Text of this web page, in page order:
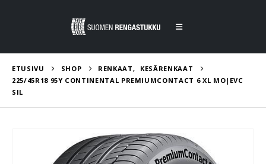
ETUSIVU SHOP RENKAAT,
KESÄRENKAAT
225/45R18 95Y CONTINENTAL PREMIUMCONTACT 6 XL MO|EVC
SIL